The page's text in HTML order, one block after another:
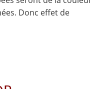
Donc effet de